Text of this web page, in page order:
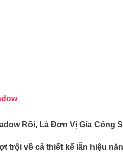
Rồi, Là Đơn Vị Gia Công
trội về cả thiết kế lẫn hiệu